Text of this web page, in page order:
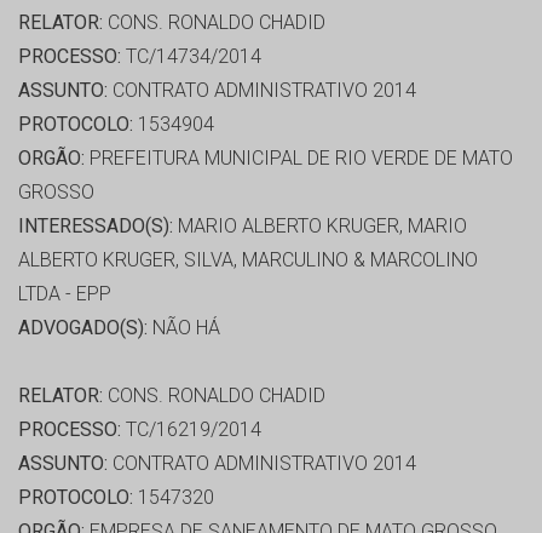
RELATOR: CONS. RONALDO CHADID
PROCESSO: TC/14734/2014
ASSUNTO: CONTRATO ADMINISTRATIVO 2014
PROTOCOLO: 1534904
ORGÃO: PREFEITURA MUNICIPAL DE RIO VERDE DE MATO
GROSSO
INTERESSADO(S): MARIO ALBERTO KRUGER, MARIO
ALBERTO KRUGER, SILVA, MARCULINO & MARCOLINO
LTDA - EPP
ADVOGADO(S): NÃO HÁ
RELATOR: CONS. RONALDO CHADID
PROCESSO: TC/16219/2014
ASSUNTO: CONTRATO ADMINISTRATIVO 2014
PROTOCOLO: 1547320